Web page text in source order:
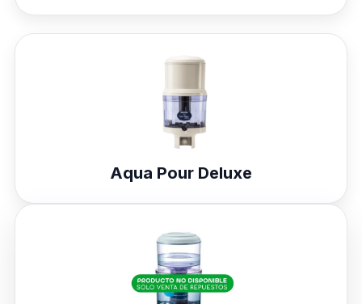
Aqua Pour Deluxe